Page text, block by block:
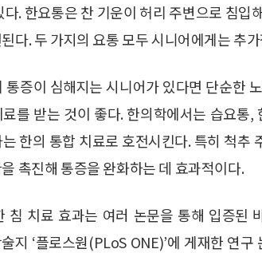
. 한요통은 찬 기운이 허리 주변으로 침입
다. 두 가지의 요통 모두 시니어에게는 추
통증이 심해지는 시니어가 있다면 단순한
를 받는 것이 좋다. 한의학에서는 습요통
한의 통합 치료로 호전시킨다. 특히 척추
촉진해 통증을 완화하는 데 효과적이다.
침 치료 효과는 여러 논문을 통해 입증된
지 ‘플로스원(PLoS ONE)’에 게재한 연